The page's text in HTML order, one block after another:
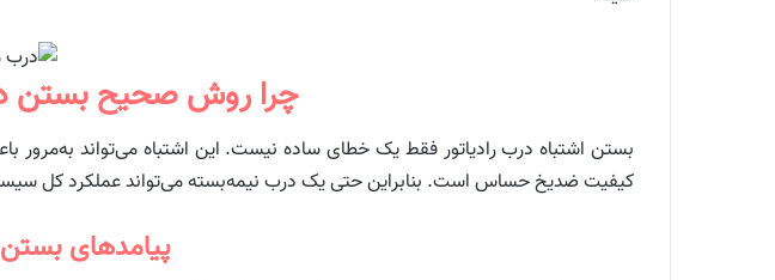
چرا روش صحیح بستن
بستن اشتباه درب رادیاتور فقط یک خطای ساده نیست. این اشتباه می‌تواند
کیفیت ضدیخ حساس است. بنابراین حتی یک درب نیمه‌بسته می‌تواند عملکرد کل
پیامدهای